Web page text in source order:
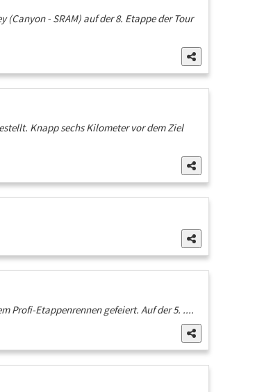
- SRAM) auf der 8. Etappe der Tour
Knapp sechs Kilometer vor dem Ziel
Profi-Etappenrennen gefeiert. Auf der 5. ....